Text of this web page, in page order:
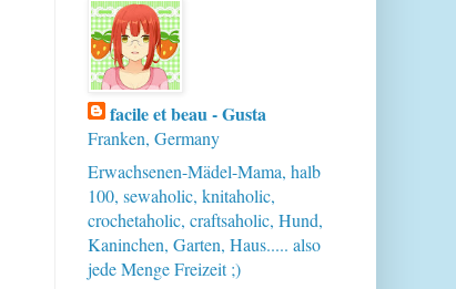
facile et beau - Gusta
Franken, Germany
Erwachsenen-Mädel-Mama, halb
100, sewaholic, knitaholic,
crochetaholic, craftsaholic, Hund,
Kaninchen, Garten, Haus..... also
jede Menge Freizeit ;)